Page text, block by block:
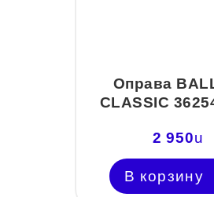
Оправа
CLASSIC
2 950u
В корзину